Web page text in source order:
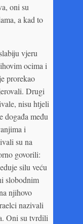
oni su
a kad to
vjeru
ocima i
prorekao
Drugi
nisu htjeli
događa među
i
su na
govorili:
silu veću
slobodnim
njihovo
nazivali
Oni su tvrdili